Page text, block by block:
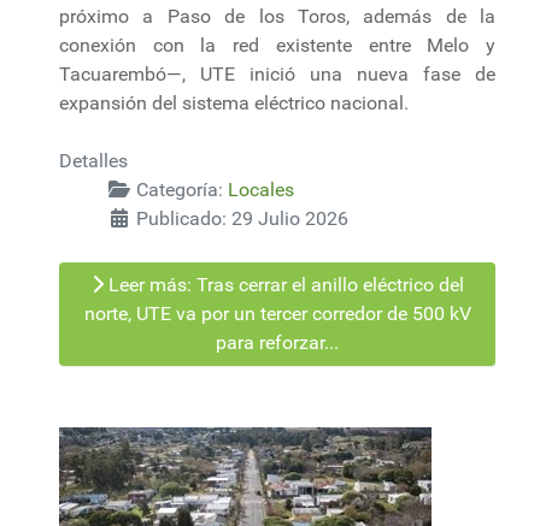
próximo a Paso de los Toros, además de la
conexión con la red existente entre Melo y
Tacuarembó—, UTE inició una nueva fase de
expansión del sistema eléctrico nacional.
Detalles
Categoría: Locales
Publicado: 29 Julio 2026
Leer más: Tras cerrar el anillo eléctrico del
norte, UTE va por un tercer corredor de 500 kV
para reforzar...